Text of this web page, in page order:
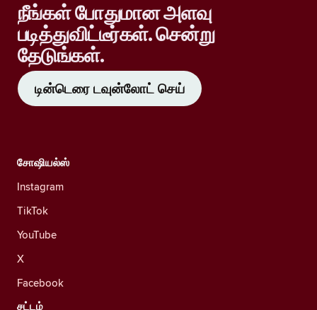
நீங்கள் போதுமான அளவு
படித்துவிட்டீர்கள். சென்று
தேடுங்கள்.
டின்டெரை டவுன்லோட் செய்
சோஷியல்ஸ்
Instagram
TikTok
YouTube
X
Facebook
சட்டம்